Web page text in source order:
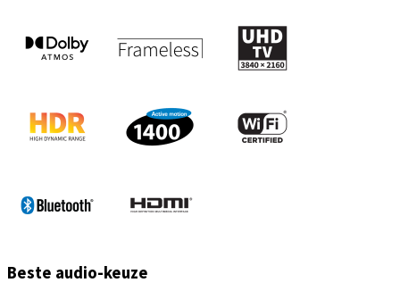
Beste audio-keuze